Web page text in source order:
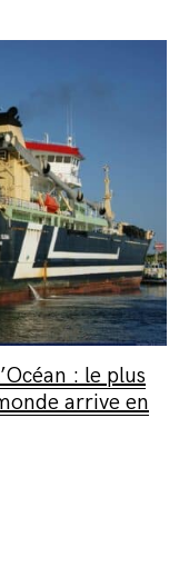
: le plus
arrive en